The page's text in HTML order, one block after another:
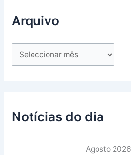
Arquivo
Notícias do dia
Agosto 2026